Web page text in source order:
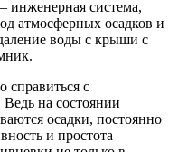
– инженерная система,
атмосферных осадков и
воды с крыши с
справиться с
на состоянии
осадки, постоянно
и простота